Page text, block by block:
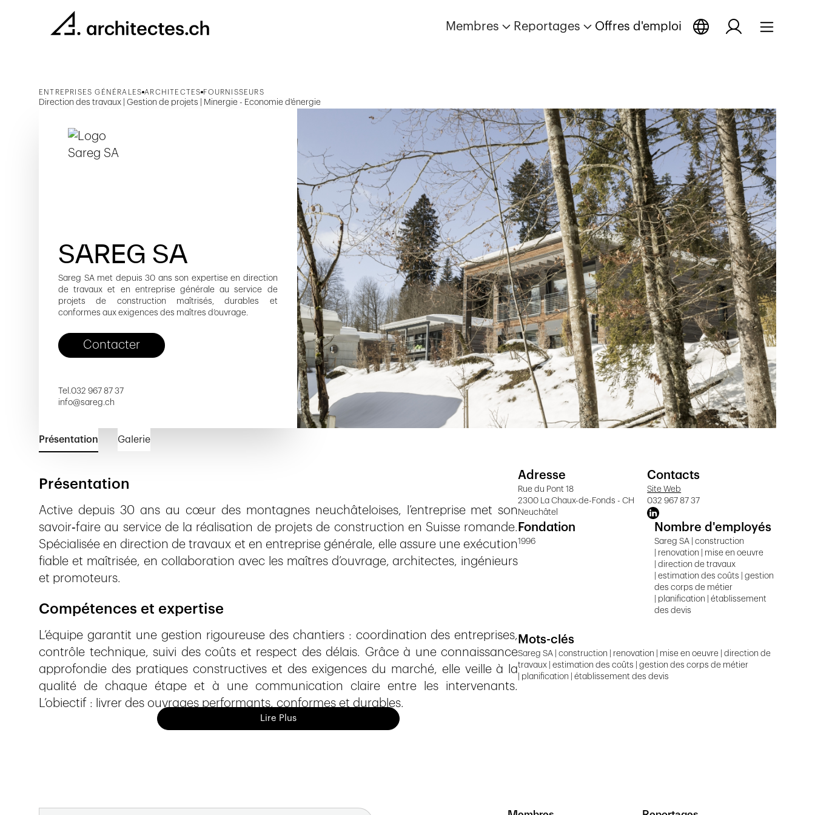
Membres Reportages Offres d'emploi
ENTREPRISES GÉNÉRALES ARCHITECTES FOURNISSEURS
Direction des travaux | Gestion de projets | Minergie - Economie d'énergie
SAREG SA
Sareg SA met depuis 30 ans son expertise en direction
de travaux et en entreprise générale au service de
projets de construction maîtrisés, durables et
conformes aux exigences des maîtres d’ouvrage.
Contacter
Tel.032 967 87 37
info@sareg.ch
Présentation Galerie
Présentation
Active depuis 30 ans au cœur des montagnes neuchâteloises, l’entreprise met son
savoir‑faire au service de la réalisation de projets de construction en Suisse romande.
Spécialisée en direction de travaux et en entreprise générale, elle assure une exécution
fiable et maîtrisée, en collaboration avec les maîtres d’ouvrage, architectes, ingénieurs
et promoteurs.
Compétences et expertise
L’équipe garantit une gestion rigoureuse des chantiers : coordination des entreprises,
contrôle technique, suivi des coûts et respect des délais. Grâce à une connaissance
approfondie des pratiques constructives et des exigences du marché, elle veille à la
qualité de chaque étape et à une communication claire entre les intervenants.
L’objectif : livrer des ouvrages performants, conformes et durables.
Solutions adaptées aux besoins du secteur
garantissant une exécution cohérente avec les attentes des maîtres d’ouvrage et des
Lire Plus
Adresse
Rue du Pont 18
2300 La Chaux-de-Fonds - CH
Neuchâtel
Contacts
Site Web
032 967 87 37
Fondation
1996
Nombre d'employés
Sareg SA | construction
| renovation | mise en oeuvre
| direction de travaux
| estimation des coûts | gestion
des corps de métier
| planification | établissement
des devis
Mots-clés
Sareg SA | construction | renovation | mise en oeuvre | direction de
travaux | estimation des coûts | gestion des corps de métier
| planification | établissement des devis